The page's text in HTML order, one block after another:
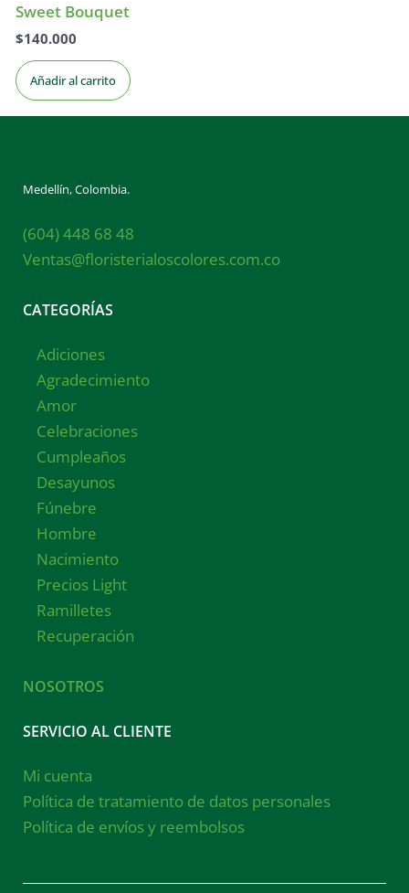
Sweet Bouquet
$140.000
Añadir al carrito
Medellín, Colombia.
(604) 448 68 48
Ventas@floristerialoscolores.com.co
CATEGORÍAS
Adiciones
Agradecimiento
Amor
Celebraciones
Cumpleaños
Desayunos
Fúnebre
Hombre
Nacimiento
Precios Light
Ramilletes
Recuperación
NOSOTROS
SERVICIO AL CLIENTE
Mi cuenta
Política de tratamiento de datos personales
Política de envíos y reembolsos